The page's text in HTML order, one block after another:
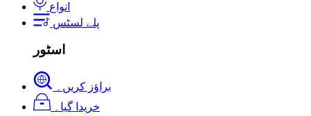
انواع
پلے لسٹس
اسٹور
براؤز کریں۔
خریدا گیا۔